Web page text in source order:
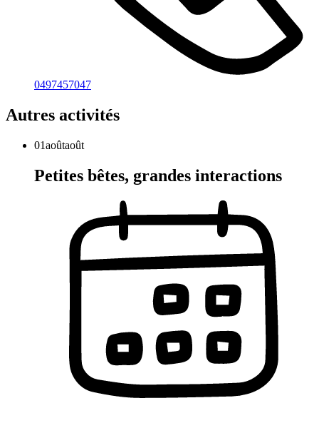
0497457047
Autres activités
01aoûtaoût
Petites bêtes, grandes interactions